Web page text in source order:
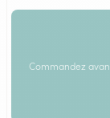
Commandez